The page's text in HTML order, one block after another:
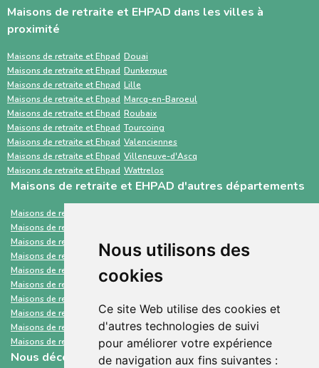
Nous utilisons des
cookies
Ce site Web utilise des cookies et
d'autres technologies de suivi
pour améliorer votre expérience
de navigation aux fins suivantes :
parallèle avec des services comme Sahanest
permet souvent un gain de temps et un
meilleur accompagnement.
un accompagnement humain, des outils
personnalisés et des services
complémentaires. À l’inverse, ViaTrajectoire
est un service public gratuit, destiné
principalement aux professionnels de santé,
centré sur les demandes d’admission en
établissements médico-sociaux via un dossier
standardisé.
Maisons de retraite et EHPAD dans les villes à
proximité
Maisons de retraite et Ehpad Douai
Maisons de retraite et Ehpad Dunkerque
Maisons de retraite et Ehpad Lille
Maisons de retraite et Ehpad Marcq-en-Baroeul
Maisons de retraite et Ehpad Roubaix
Maisons de retraite et Ehpad Tourcoing
Maisons de retraite et Ehpad Valenciennes
Maisons de retraite et Ehpad Villeneuve-d'Ascq
Maisons de retraite et Ehpad Wattrelos
Maisons de retraite et EHPAD d'autres départements
Maisons de retraite et Ehpad
Maisons de retraite et Ehpad
Maisons de retraite et Ehpad
Somme
Maisons de retraite et Ehpad Puy-de-Dôme
Maisons de retraite et Ehpad Yonne
Maisons de retraite et Ehpad Yvelines
Maisons de retraite et Ehpad
Maisons de retraite et Ehpad Aveyron
Maisons de retraite et Ehpad Corse-du-Sud
Maisons de retraite et Ehpad Deux-Sèvres
Nous découvrir